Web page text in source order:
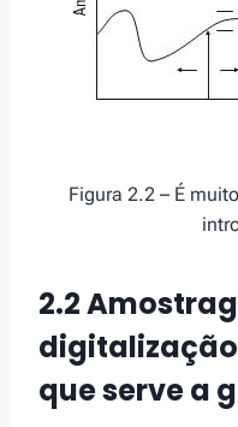
Figura 2.2 – É
2.2
digitalização
que serve a